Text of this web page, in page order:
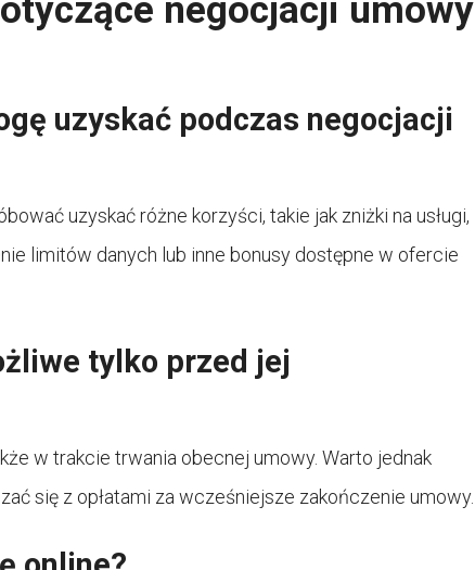
negocjacji umowy
uzyskać podczas negocjacji
uzyskać różne korzyści, takie jak zniżki na usługi,
limitów danych lub inne bonusy dostępne w ofercie
tylko przed jej
w trakcie trwania obecnej umowy. Warto jednak
się z opłatami za wcześniejsze zakończenie umowy.